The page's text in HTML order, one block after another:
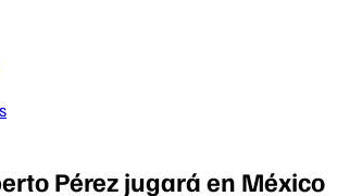
Pérez jugará en México